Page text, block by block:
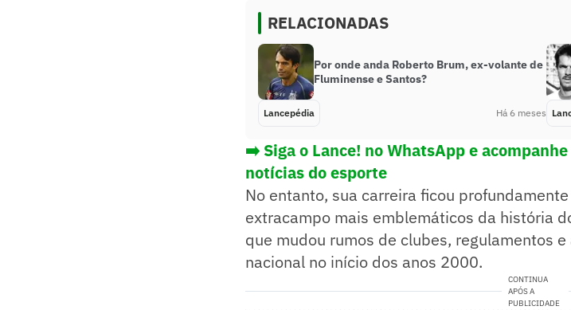
RELACIONADAS
Por onde anda Roberto Brum, ex-volante de
Fluminense e Santos?
Lancepédia Há 6 meses
➡️ Siga o Lance! no WhatsApp e
notícias do esporte
No entanto, sua carreira ficou
extracampo mais emblemáticos da história
que mudou rumos de clubes, regulamentos
nacional no início dos anos 2000.
CONTINUA
APÓS A
PUBLICIDADE